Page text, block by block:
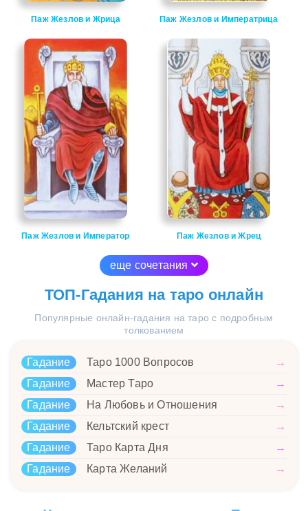
Паж Жезлов и Жрица Паж Жезлов и Императрица
Паж Жезлов и Император Паж Жезлов и Жрец
еще сочетания
ТОП-Гадания на таро онлайн
Популярные онлайн-гадания на таро с подробным
толкованием
Гадание Таро 1000 Вопросов
→
Гадание
Мастер Таро
→
Гадание
На Любовь и Отношения
→
Гадание
Кельтский крест
→
Гадание
Таро Карта Дня
→
Гадание
Карта Желаний →